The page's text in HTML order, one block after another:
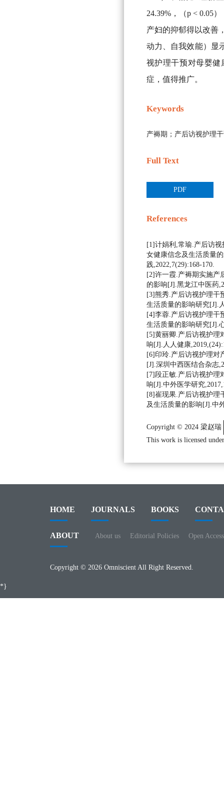
24.39%，（p < 0.05
产妇的抑郁得以改善
动力、自我效能）显
视护理干预对母婴
症，值得推广。
Keywords
产褥期；产后访视护理
Full Text
PDF
References
[1]计娟利,常瑜.产后访
女健康信念及生活质量
践,2022,7(29):168-170.
[2]许一霞.产褥期实施产
的影响[J].黑龙江中医药
[3]熊秀.产后访视护理干
生活质量的影响研究[J].
[4]李蓉.产后访视护理干
生活质量的影响研究[J].
[5]黄丽卿.产后访视护理
响[J].人人健康
[6]印玲.产后访视护理对
[J].深圳中西医结合杂志
[7]段正敏.产后访视护理
响[J].中外医学研究
[8]崔现果.产后访视护理
及生活质量的影响[J].中
Copyright © 2024 梁赵瑞
This work is licensed
HOME JOURNALS BOOKS
ABOUT About us Editorial Policies Open
Copyright © 2026 Omniscient All Right Reserved.
*}